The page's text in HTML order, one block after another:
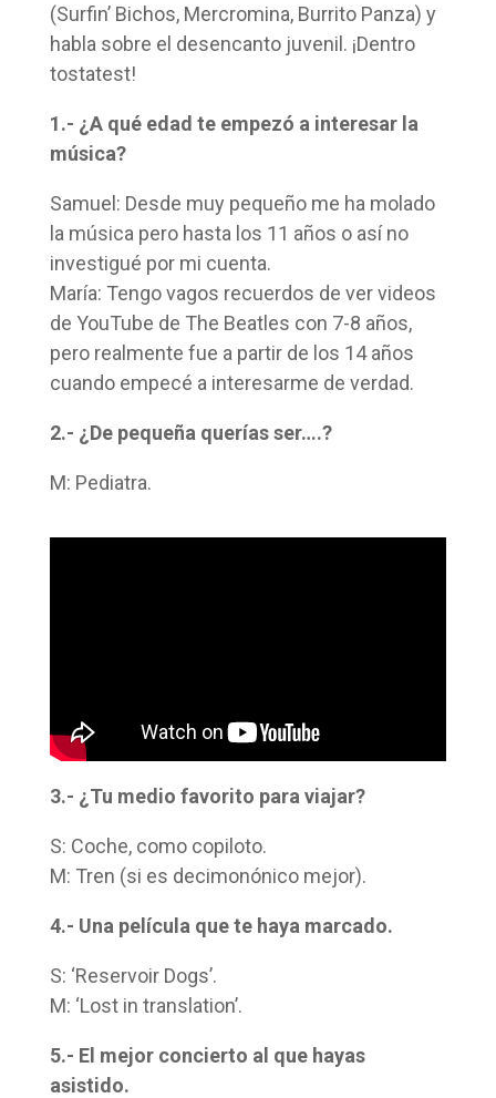
(Surfin’ Bichos, Mercromina, Burrito Panza) y
habla sobre el desencanto juvenil. ¡Dentro
tostatest!
1.- ¿A qué edad te empezó a interesar la
música?
Samuel: Desde muy pequeño me ha molado
la música pero hasta los 11 años o así no
investigué por mi cuenta.
María: Tengo vagos recuerdos de ver videos
de YouTube de The Beatles con 7-8 años,
pero realmente fue a partir de los 14 años
cuando empecé a interesarme de verdad.
2.- ¿De pequeña querías ser….?
M: Pediatra.
3.- ¿Tu medio favorito para viajar?
S: Coche, como copiloto.
M: Tren (si es decimonónico mejor).
4.- Una película que te haya marcado.
S: ‘Reservoir Dogs’.
M: ‘Lost in translation’.
5.- El mejor concierto al que hayas
asistido.